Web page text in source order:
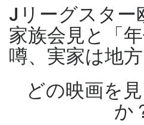
Jリーグスタ
家族会見と「
噂、実家は地
どの映画を
か